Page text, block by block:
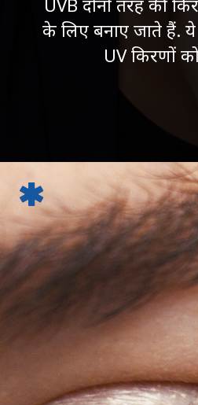
UVB दोनों तरह की
के लिए बनाए जाते हैं.
UV किरणों